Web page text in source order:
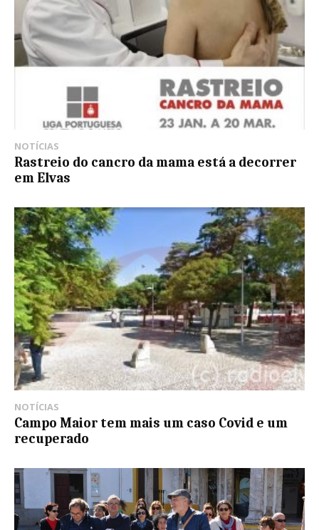
NOTÍCIAS
Rastreio do cancro da mama está a decorrer
em Elvas
NOTÍCIAS
Campo Maior tem mais um caso Covid e um
recuperado